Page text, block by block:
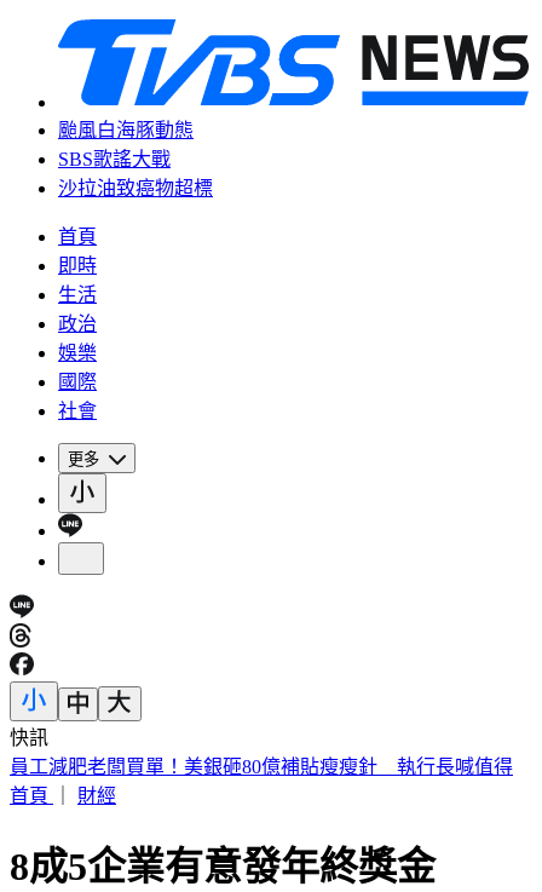
颱風白海豚動態
SBS歌謠大戰
沙拉油致癌物超標
首頁
即時
生活
政治
娛樂
國際
社會
更多
快訊
全聯中元廣告《歸途篇》上線 真人＋AI超溫馨
首頁
財經
8成5企業有意發年終獎金